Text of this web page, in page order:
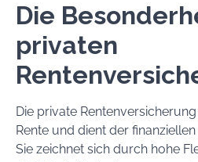
Die
privaten
Die private
Rente und dient der
Sie zeichnet sich durch hohe